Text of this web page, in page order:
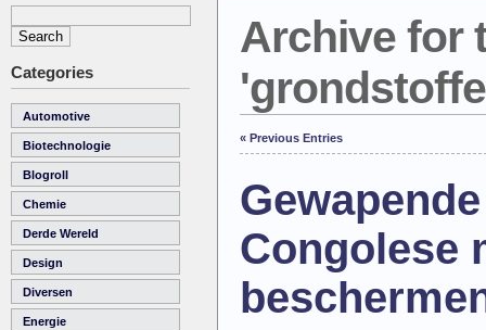
Categories
Automotive
Biotechnologie
Blogroll
Chemie
Derde Wereld
Design
Diversen
Energie
Archive for
« Previous Entries
Congolese